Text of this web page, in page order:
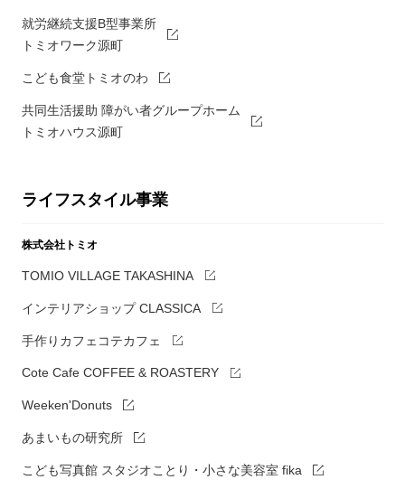
就労継続支援B型事業所
トミオワーク源町
こども食堂トミオのわ
共同生活援助 障がい者グループホーム
トミオハウス源町
ライフスタイル事業
株式会社トミオ
TOMIO VILLAGE TAKASHINA
インテリアショップ CLASSICA
手作りカフェコテカフェ
Cote Cafe COFFEE & ROASTERY
Weeken'Donuts
あまいもの研究所
こども写真館 スタジオことり・小さな美容室 fika